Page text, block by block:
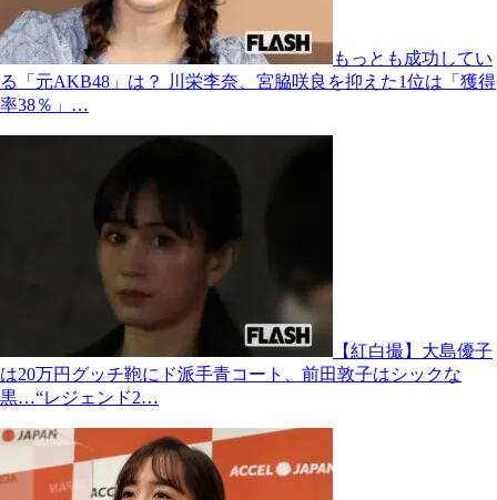
もっとも成功してい
る「元AKB48」は？ 川栄李奈、宮脇咲良を抑えた1位は「獲得
率38％」…
【紅白撮】大島優子
は20万円グッチ鞄にド派手青コート、前田敦子はシックな
黒…“レジェンド2…